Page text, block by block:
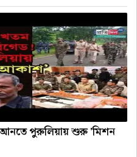
আনতে পুরুলিয়ায় শুরু 'মিশন